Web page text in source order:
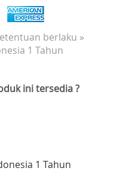
berlaku »
1 Tahun
ini tersedia ?
1 Tahun